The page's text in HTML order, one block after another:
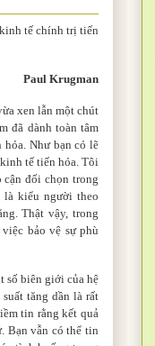
kinh tế chính trị tiến
Paul Krugman
xen lẫn một chút
đã dành toàn tâm
Như bạn có lẽ
tế tiến hóa. Tôi
đối chọn trong
kiểu người theo
Thật vậy, trong
bảo vệ sự phù
số biên giới của hệ
tăng dần là rất
tin rằng kết quả
Bạn vẫn có thể tin